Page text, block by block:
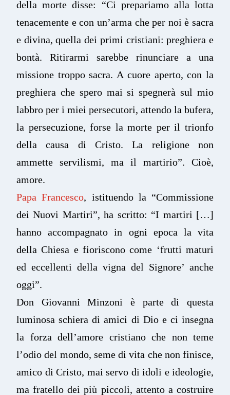
della morte disse: “Ci prepariamo alla lotta
tenacemente e con un’arma che per noi è sacra
e divina, quella dei primi cristiani: preghiera e
bontà. Ritirarmi sarebbe rinunciare a una
missione troppo sacra. A cuore aperto, con la
preghiera che spero mai si spegnerà sul mio
labbro per i miei persecutori, attendo la bufera,
la persecuzione, forse la morte per il trionfo
della causa di Cristo. La religione non
ammette servilismi, ma il martirio”. Cioè,
amore.
Papa Francesco, istituendo la “Commissione
dei Nuovi Martiri”, ha scritto: “I martiri […]
hanno accompagnato in ogni epoca la vita
della Chiesa e fioriscono come ‘frutti maturi
ed eccellenti della vigna del Signore’ anche
oggi”.
Don Giovanni Minzoni è parte di questa
luminosa schiera di amici di Dio e ci insegna
la forza dell’amore cristiano che non teme
l’odio del mondo, seme di vita che non finisce,
amico di Cristo, mai servo di idoli e ideologie,
ma fratello dei più piccoli, attento a costruire